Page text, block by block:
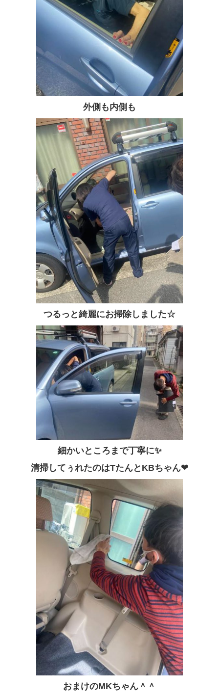
外側も内側も
つるっと綺麗にお掃除しました☆
細かいところまで丁寧に✨
清掃してぅれたのはTたんとKBちゃん❤
おまけのMKちゃん＾＾